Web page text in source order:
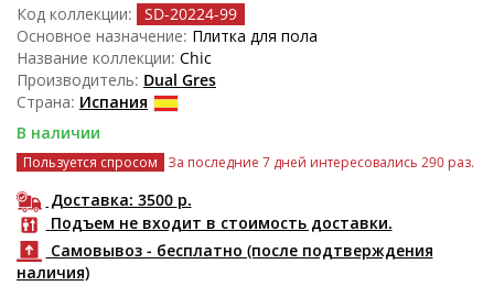
Код коллекции: SD-20224-99
Основное назначение: Плитка для пола
Название коллекции: Chic
Производитель: Dual Gres
Страна: Испания
В наличии
Пользуется спросом За последние 7 дней интересовались 290 раз.
Доставка: 3500 р.
Подъем не входит в стоимость доставки.
Самовывоз - бесплатно (после подтверждения
наличия)